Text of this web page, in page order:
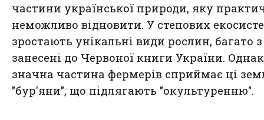
частини української природи, яку
неможливо відновити. У степових
зростають унікальні види рослин, багато
занесені до Червоної книги України.
значна частина фермерів сприймає ці
"бур'яни", що підлягають "окультуренню".